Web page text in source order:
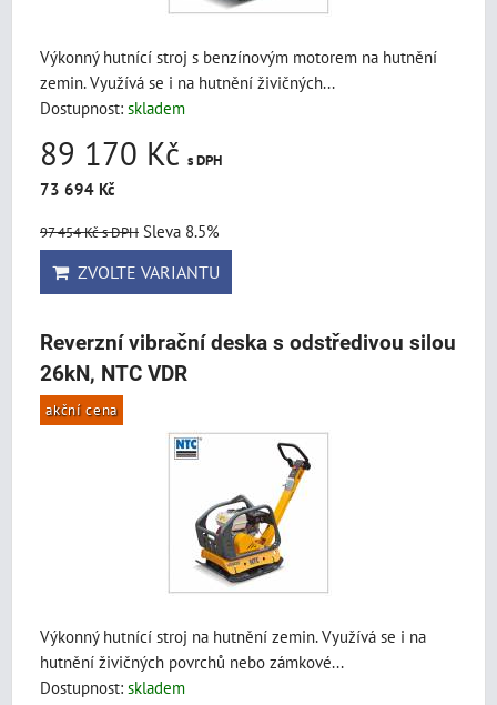
Výkonný hutnící stroj s benzínovým motorem na hutnění
zemin. Využívá se i na hutnění živičných...
Dostupnost: skladem
89 170 Kč s DPH
73 694 Kč
97 454 Kčs DPH Sleva 8.5%
ZVOLTE VARIANTU
Reverzní vibrační deska s odstředivou silou
26kN, NTC VDR
akční cena
Výkonný hutnící stroj na hutnění zemin. Využívá se i na
hutnění živičných povrchů nebo zámkové...
Dostupnost: skladem